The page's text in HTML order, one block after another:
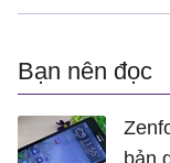
Bạn nên đọc
bản